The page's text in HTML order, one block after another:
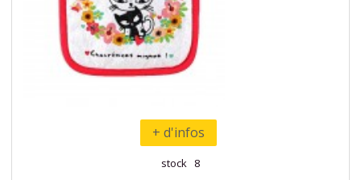
+ d'infos
stock 8